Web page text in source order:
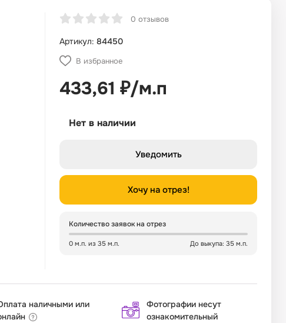
0 отзывов
Артикул: 84450
В избранное
433,61 ₽/м.п
Нет в наличии
Уведомить
Хочу на отрез!
Количество заявок на отрез
0 м.п. из 35 м.п. До выкупа: 35 м.п.
наличными или
Фотографии несут
ознакомительный